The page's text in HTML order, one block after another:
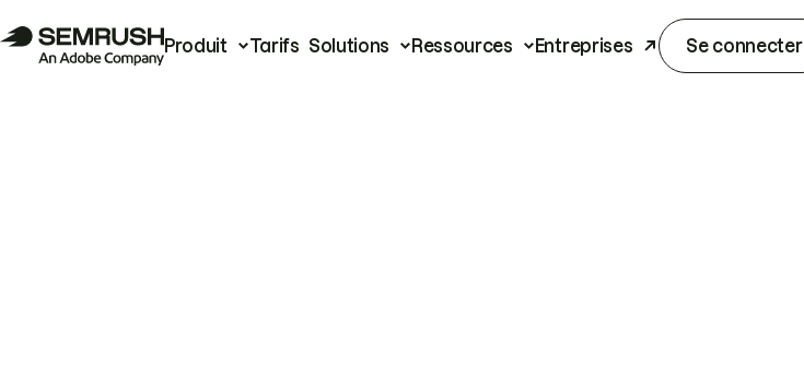
Produit Tarifs Solutions Ressources Entreprises Se connecter